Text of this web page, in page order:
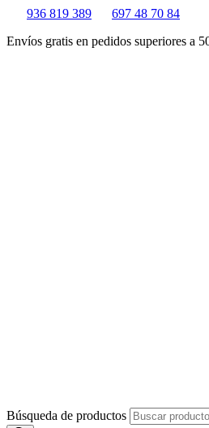
contenido
936 819 389
697 48 70 84
Envíos gratis en pedidos superiores a
Búsqueda de productos